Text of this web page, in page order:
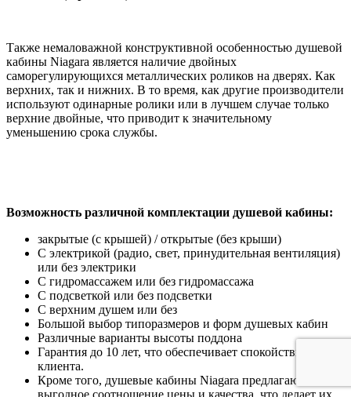
Также немаловажной конструктивной особенностью душевой
кабины Niagara является наличие двойных
саморегулирующихся металлических роликов на дверях. Как
верхних, так и нижних. В то время, как другие производители
используют одинарные ролики или в лучшем случае только
верхние двойные, что приводит к значительному
уменьшению срока службы.
Возможность различной комплектации душевой кабины:
закрытые (с крышей) / открытые (без крыши)
С электрикой (радио, свет, принудительная вентиляция)
или без электрики
С гидромассажем или без гидромассажа
С подсветкой или без подсветки
С верхним душем или без
Большой выбор типоразмеров и форм душевых кабин
Различные варианты высоты поддона
Гарантия до 10 лет, что обеспечивает спокойствие для
клиента.
Кроме того, душевые кабины Niagara предлагают
выгодное соотношение цены и качества, что делает их